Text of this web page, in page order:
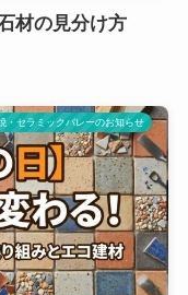
材の見分け方
・セラミックバレーのお知らせ